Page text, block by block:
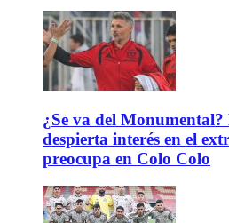
¿Se va del
despierta interés en el
preocupa en Colo Colo